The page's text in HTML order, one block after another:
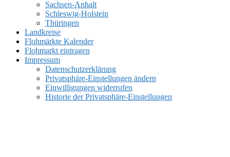
Sachsen-Anhalt
Schleswig-Holstein
Thüringen
Landkreise
Flohmärkte Kalender
Flohmarkt eintragen
Impressum
Datenschutzerklärung
Privatsphäre-Einstellungen ändern
Einwilligungen widerrufen
Historie der Privatsphäre-Einstellungen